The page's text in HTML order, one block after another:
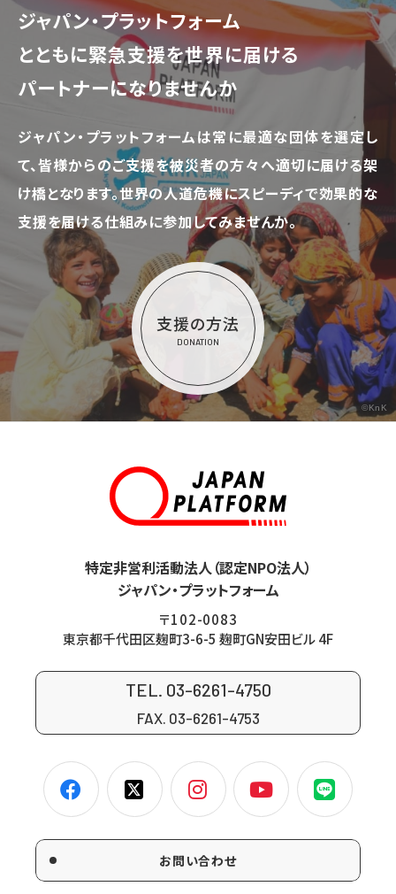
ジャパン・プラットフォーム
とともに緊急支援を世界に届ける
パートナーになりませんか
ジャパン・プラットフォームは常に最適な団体を選定し
て、皆様からのご支援を被災者の方々へ適切に届ける架
け橋となります。世界の人道危機にスピーディで効果的な
支援を届ける仕組みに参加してみませんか。
支援の方法
DONATION
©KnK
特定非営利活動法人（認定NPO法人）
ジャパン・プラットフォーム
〒102-0083
東京都千代田区麹町3-6-5 麹町GN安田ビル 4F
TEL. 03-6261-4750
FAX. 03-6261-4753
お問い合わせ